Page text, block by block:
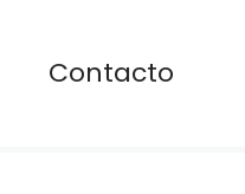
Contacto